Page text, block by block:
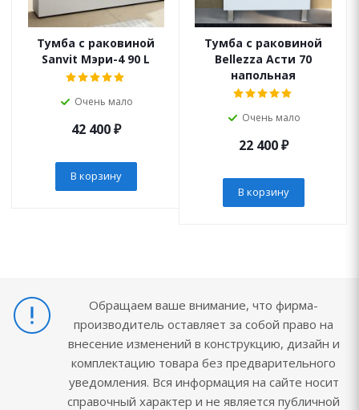
Тумба с раковиной
Sanvit Мэри-4 90 L
Очень мало
42 400₽
В корзину
Тумба с раковиной
Bellezza Асти 70
напольная
Очень мало
22 400₽
В корзину
Обращаем ваше внимание, что фирма-
производитель оставляет за собой право на
внесение изменений в конструкцию, дизайн и
комплектацию товара без предварительного
уведомления. Вся информация на сайте носит
справочный характер и не является публичной